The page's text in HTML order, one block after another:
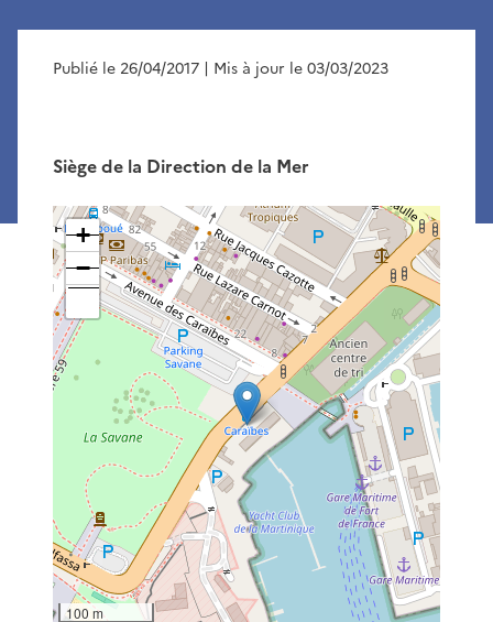
Publié le 26/04/2017 | Mis à jour le 03/03/2023
Siège de la Direction de la Mer
+
−
100 m